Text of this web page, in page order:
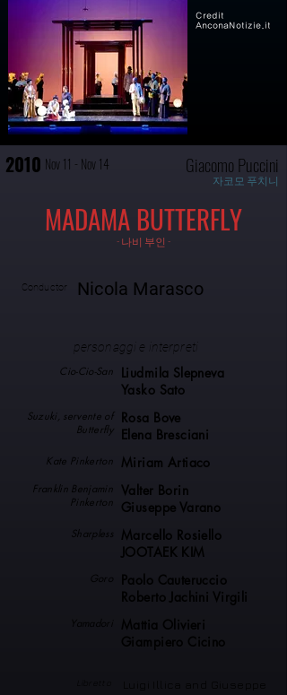
Credit
AnconaNotizie.it
2010 Nov 11 - Nov 14 Giacomo Puccini
자코모 푸치니
MADAMA BUTTERFLY
- 나비 부인 -
Conductor Nicola Marasco
personaggi e interpreti
Cio-Cio-San
Liudmila Slepneva
Yasko Sato
Suzuki, servente of
Butterfly
Rosa Bove
Elena Bresciani
Kate Pinkerton Miriam Artiaco
Franklin Benjamin
Pinkerton
Valter Borin
Giuseppe Varano
Sharpless
Marcello Rosiello
JOOTAEK KIM
Goro
Paolo Cauteruccio
Roberto Jachini Virgili
Yamadori
Mattia Olivieri
Giampiero Cicino